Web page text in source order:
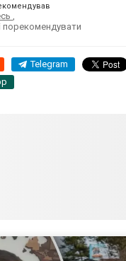
порекомендувати
Telegram